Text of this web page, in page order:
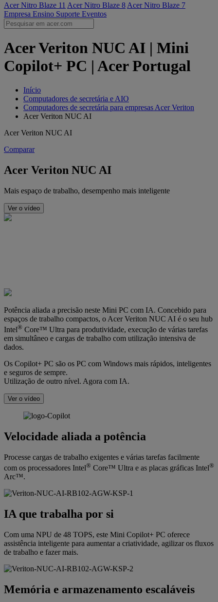
Acer Nitro Blaze 11 Acer Nitro Blaze 8 Acer Nitro Blaze 7
Empresa Ensino Suporte Eventos
Acer Veriton NUC AI | Mini
Copilot+ PC | Acer Portugal
Início
Computadores de secretária e AIO
Computadores de secretária para empresas Acer Veriton
Acer Veriton NUC AI
Acer Veriton NUC AI
Comparar
Acer Veriton NUC AI
Mais espaço de trabalho, desempenho mais inteligente
Ver o vídeo
Potência aliada a precisão neste Mini PC com IA. Concebido para
espaços de trabalho compactos, o Acer Veriton NUC AI é o seu hub
Intel® Core™ Ultra para produtividade, execução de várias tarefas
em simultâneo e cargas de trabalho com utilização intensiva de
dados.
Os Copilot+ PC são os PC com Windows mais rápidos, inteligentes
e seguros de sempre.
Utilização de outro nível. Agora com IA.
Ver o vídeo
Velocidade aliada a potência
Processe cargas de trabalho exigentes e várias tarefas facilmente
com os processadores Intel® Core™ Ultra e as placas gráficas Intel®
Arc™.
IA que trabalha por si
Com uma NPU de 48 TOPS, este Mini Copilot+ PC oferece
assistência inteligente para aumentar a criatividade, agilizar os fluxos
de trabalho e fazer mais.
Memória e armazenamento escaláveis